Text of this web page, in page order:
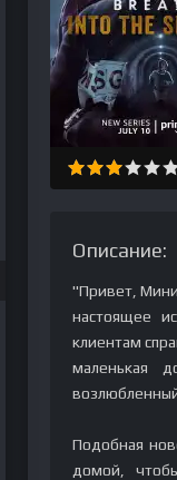
Описание:
"Привет,
настоящее
клиентам
маленькая
Подобная
домой,